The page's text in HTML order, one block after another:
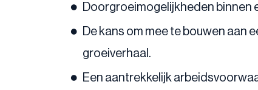
Doorgroeimogelijkheden binnen
De kans om mee te bouwen aan
groeiverhaal.
Een aantrekkelijk